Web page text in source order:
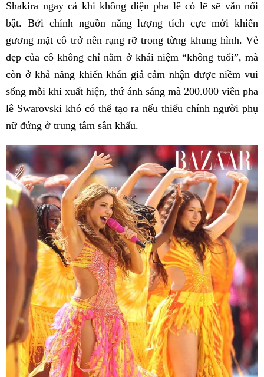
Shakira ngay cả khi không diện pha lê có lẽ sẽ vẫn nổi
bật. Bởi chính nguồn năng lượng tích cực mới khiến
gương mặt cô trở nên rạng rỡ trong từng khung hình. Vẻ
đẹp của cô không chỉ nằm ở khái niệm “không tuổi”, mà
còn ở khả năng khiến khán giả cảm nhận được niềm vui
sống mỗi khi xuất hiện, thứ ánh sáng mà 200.000 viên pha
lê Swarovski khó có thể tạo ra nếu thiếu chính người phụ
nữ đứng ở trung tâm sân khấu.